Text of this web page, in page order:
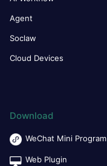
Agent
Soclaw
Cloud Devices
Download
WeChat Mini Program
Web Plugin